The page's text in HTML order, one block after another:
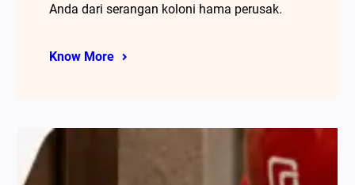
Anda dari serangan koloni hama perusak.
Know More